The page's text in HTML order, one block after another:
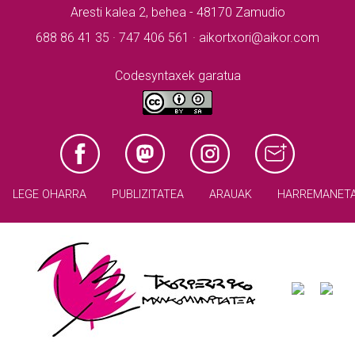
Aresti kalea 2, behea - 48170 Zamudio
688 86 41 35 · 747 406 561 · aikortxori@aikor.com
Codesyntaxek garatua
LEGE OHARRA PUBLIZITATEA ARAUAK